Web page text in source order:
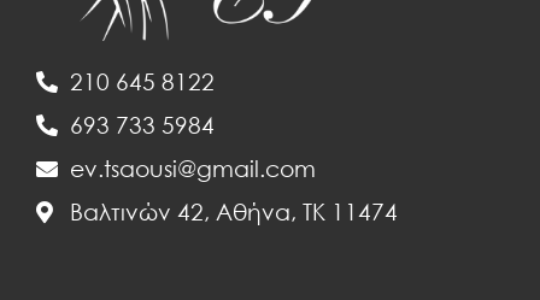
210 645 8122
693 733 5984
ev.tsaousi@gmail.com
Βαλτινών 42, Αθήνα, ΤΚ 11474